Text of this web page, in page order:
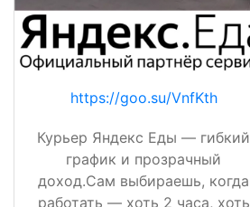
https://goo.su/VnfKth
Курьер Яндекс Еды — гибкий
график и прозрачный
доход.Сам выбираешь, когда
работать — хоть 2 часа, хоть